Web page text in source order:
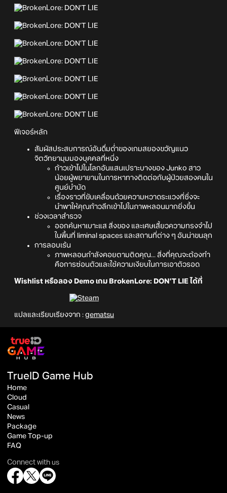
ฟีเจอร์หลัก
สัมผัสประสบการณ์อันดื่มด่ำของเกมสยองขวัญแนว
จิตวิทยามุมมองบุคคลที่หนึ่ง
ก้าวเข้าไปในโลกอันแสนเปราะบางของ Junko สาว
น้อยผู้พยายามในการหาทางติดต่อกับผู้ป่วยสองคนใน
ศูนย์บำบัด
เรื่องราวที่ขับเคลื่อนด้วยความหวาดระแวงที่ซึ่งจะ
นำพาให้คุณก้าวลึกเข้าไปในภาพหลอนมากยิ่งขึ้น
ช่วงเวลาสำรวจ
ออกค้นหาเบาะแส สิ่งของ และเศษเสี้ยวความทรงจำไป
ในพื้นที่ liminal spaces และสถานที่ต่าง ๆ อันน่าขนลุก
การลอบเร้น
ภาพหลอนกำลังคอยตามติดคุณ... สิ่งที่คุณจะต้องทำ
คือการซ่อนตัวและใช้ความเงียบในการเอาตัวรอด
Wishlist หรือลอง Demo เกม BrokenLore: DON’T LIE ได้ที่
แปลและเรียบเรียงจาก : gematsu
TrueID Game Hub
Home
Cloud
Casual
News
Package
Game Top-up
FAQ
Connect with us